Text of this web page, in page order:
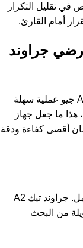
تقليل التكرار
أمام القارئ.
جراوند
يعتبر استخدام جهاز المسح الأرضي جراوند تيك A2 جيو عملية سهلة
هذا ما جعل جهاز
أقصى كفاءة ودقة
الشحن: تأكد من أن بطارية الجهاز مشحونة بالكامل. جراوند تيك A2
من البحث